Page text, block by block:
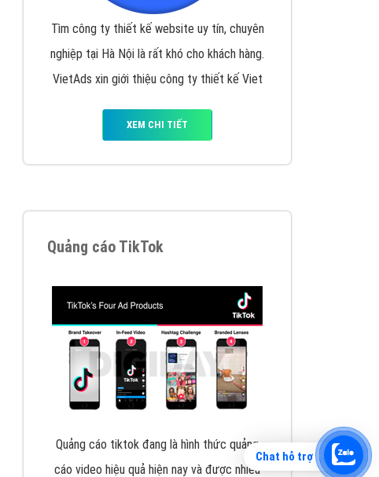
Chat hỗ trợ
Thiết kế Website
Tìm công ty thiết kế website uy tín, chuyên
nghiệp tại Hà Nội là rất khó cho khách hàng.
VietAds xin giới thiệu công ty thiết kế Viet
XEM CHI TIẾT